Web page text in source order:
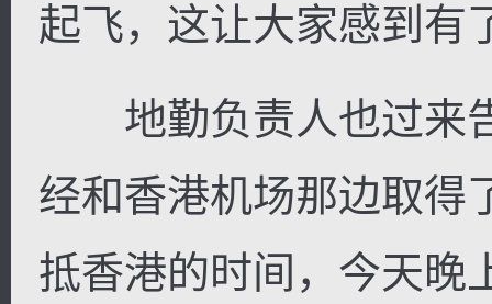
起飞，这让大家感到有
地勤负责人也过来
经和香港机场那边取得
抵香港的时间，今天晚